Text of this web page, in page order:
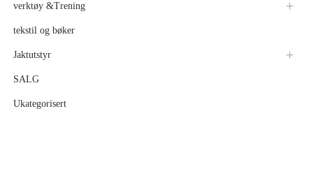
verktøy &Trening
tekstil og bøker
Jaktutstyr
SALG
Ukategorisert